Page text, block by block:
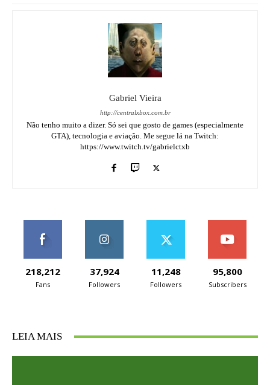
Gabriel Vieira
http://centralxbox.com.br
Não tenho muito a dizer. Só sei que gosto de games (especialmente
GTA), tecnologia e aviação. Me segue lá na Twitch:
https://www.twitch.tv/gabrielctxb
218,212
Fans
37,924
Followers
11,248
Followers
95,800
Subscribers
LEIA MAIS